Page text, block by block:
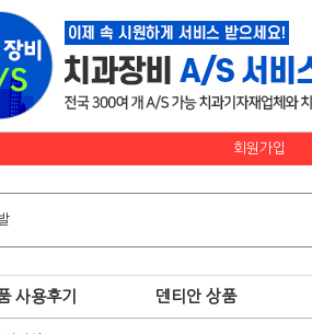
회원가입
사용후기 덴티안 상품